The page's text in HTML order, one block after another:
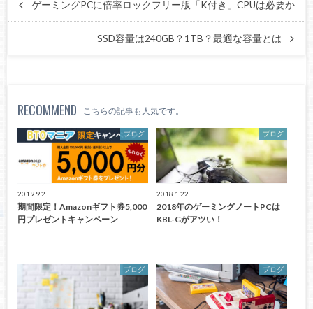
ゲーミングPCに倍率ロックフリー版「K付き」CPUは必要か
SSD容量は240GB？1TB？最適な容量とは
RECOMMEND こちらの記事も人気です。
ブログ
2019.9.2
期間限定！Amazonギフト券5,000
円プレゼントキャンペーン
ブログ
2018.1.22
2018年のゲーミングノートPCは
KBL-Gがアツい！
ブログ ブログ